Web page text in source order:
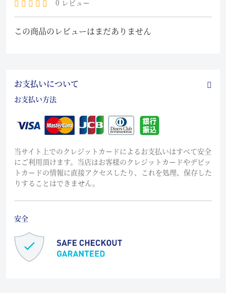
0 レビュー
この商品のレビューはまだありません
お支払いについて
お支払い方法
当サイト上でのクレジットカードによるお支払いはすべて安全
にご利用頂けます。当店はお客様のクレジットカードやデビッ
トカードの情報に直接アクセスしたり、これを処理、保存した
りすることはできません。
安全